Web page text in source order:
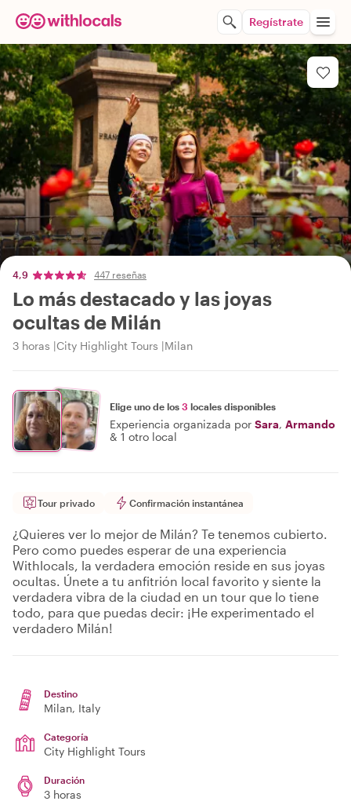
Regístrate
4,9 447 reseñas
Lo más destacado y las joyas
ocultas de Milán
3 horas City Highlight Tours Milan
Elige uno de los 3 locales disponibles
Experiencia organizada por Sara, Armando
& 1 otro local
Tour privado Confirmación instantánea
¿Quieres ver lo mejor de Milán? Te tenemos cubierto.
Pero como puedes esperar de una experiencia
Withlocals, la verdadera emoción reside en sus joyas
ocultas. Únete a tu anfitrión local favorito y siente la
verdadera vibra de la ciudad en un tour que lo tiene
todo, para que puedas decir: ¡He experimentado el
verdadero Milán!
Destino
Milan, Italy
Categoría
City Highlight Tours
Duración
3 horas